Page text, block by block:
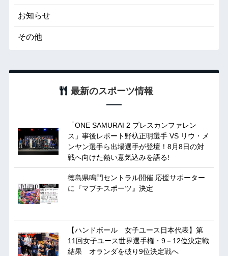
お知らせ
その他
最新のスポーツ情報
「ONE SAMURAI 2 プレスカンファレン
ス」事後レポート野杁正明選手 VS リウ・メ
ンヤン選手ら出場選手が登壇！8月8日の対
戦へ向けた熱い意気込みを語る!
徳島県鳴門セントラル開催 応援サポーター
に『マブチスポーツ』決定
【ハンドボール 女子ユース日本代表】第
11回女子ユース世界選手権・9－12位決定戦
結果 オランダを破り9位決定戦へ